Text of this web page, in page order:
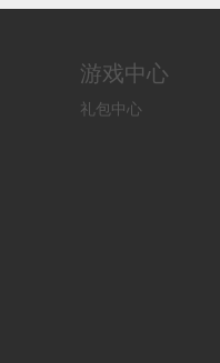
游戏中心
礼包中心